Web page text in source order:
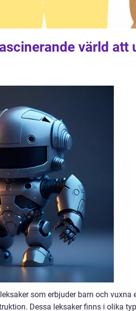
värld att
som erbjuder barn och vuxna
Dessa leksaker finns i olika